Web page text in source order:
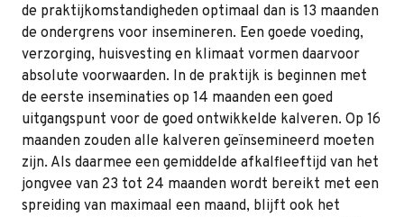
de praktijkomstandigheden optimaal dan is 13 maanden
de ondergrens voor insemineren. Een goede voeding,
verzorging, huisvesting en klimaat vormen daarvoor
absolute voorwaarden. In de praktijk is beginnen met
de eerste inseminaties op 14 maanden een goed
uitgangspunt voor de goed ontwikkelde kalveren. Op 16
maanden zouden alle kalveren geïnsemineerd moeten
zijn. Als daarmee een gemiddelde afkalfleeftijd van het
jongvee van 23 tot 24 maanden wordt bereikt met een
spreiding van maximaal een maand, blijft ook het